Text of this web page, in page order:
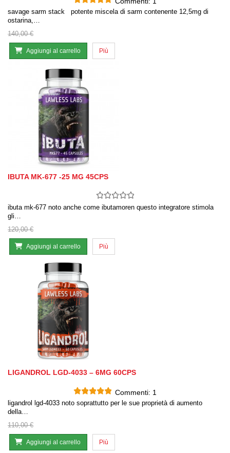
savage sarm stack potente miscela di sarm contenente 12,5mg di
ostarina,…
140,00 €
Aggiungi al carrello Più
IBUTA MK-677 -25 MG 45CPS
ibuta mk-677 noto anche come ibutamoren questo integratore stimola
gli…
120,00 €
Aggiungi al carrello Più
LIGANDROL LGD-4033 – 6MG 60CPS
Commenti: 1
ligandrol lgd-4033 noto soprattutto per le sue proprietà di aumento
della…
110,00 €
Aggiungi al carrello Più